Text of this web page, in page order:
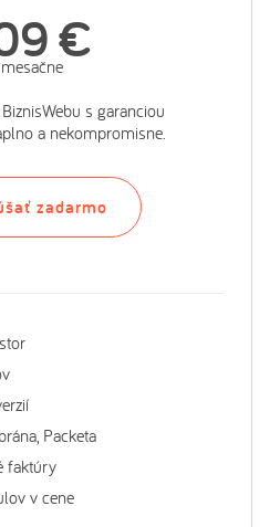
s garanciou
a nekompromisne.
€
mesačne
Packeta
faktúry
v cene
zadarmo